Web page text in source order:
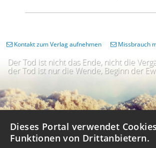
Der Tod ist nicht das Ende, nicht die
der Tod ist nur die Wende, Beginn der
Kontakt zum Verlag aufnehmen Missbrauch
Dieses Portal verwendet
Funktionen von Drittanbietern.